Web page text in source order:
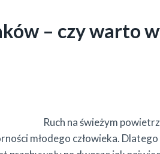
– czy warto
Ruch na świeżym
młodego człowieka.